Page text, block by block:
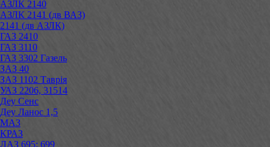
АЗЛК 2140
АЗЛК 2141 (дв ВАЗ)
2141 (дв АЗЛК)
ГАЗ 2410
ГАЗ 3110
ГАЗ 3302 Газель
ЗАЗ 40
ЗАЗ 1102 Таврія
УАЗ 2206, 31514
Деу Сенс
Деу Ланос 1,5
МАЗ
КРАЗ
ЛАЗ 695; 699